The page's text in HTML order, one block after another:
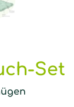
Set